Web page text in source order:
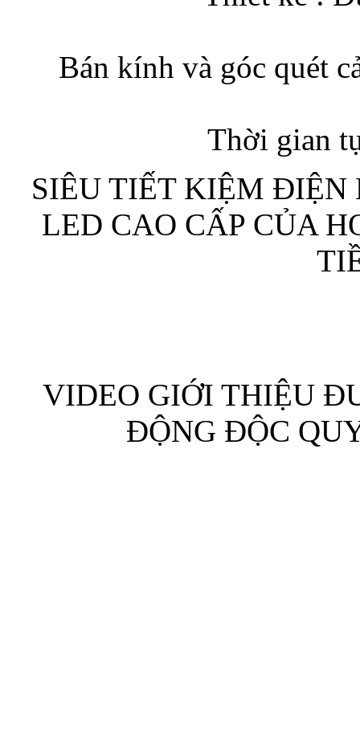
Bán kính và góc quét
Thời gian
SIÊU TIẾT KIỆM
LED CAO CẤP CỦA
VIDEO GIỚI THIỆU
ĐỘNG ĐỘC